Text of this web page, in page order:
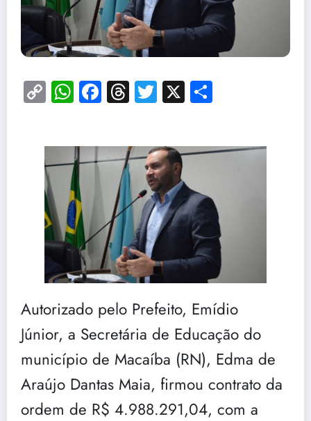
CopyWhatsApp
Facebook
Threads
Twitter
X
Autorizado pelo Prefeito, Emídio
Júnior, a Secretária de Educação do
município de Macaíba (RN), Edma de
Araújo Dantas Maia, firmou contrato da
ordem de R$ 4.988.291,04, com a